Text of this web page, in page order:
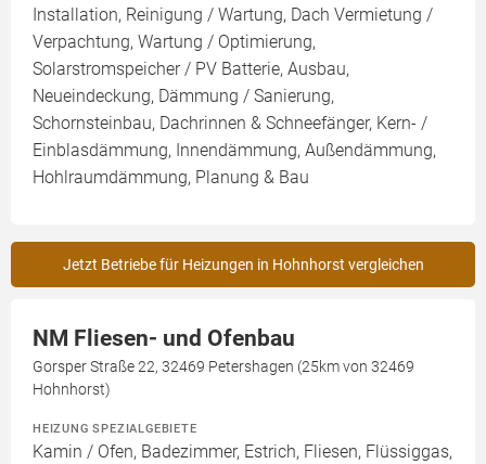
Installation, Reinigung / Wartung, Dach Vermietung /
Verpachtung, Wartung / Optimierung,
Solarstromspeicher / PV Batterie, Ausbau,
Neueindeckung, Dämmung / Sanierung,
Schornsteinbau, Dachrinnen & Schneefänger, Kern- /
Einblasdämmung, Innendämmung, Außendämmung,
Hohlraumdämmung, Planung & Bau
Jetzt Betriebe für Heizungen in Hohnhorst vergleichen
NM Fliesen- und Ofenbau
Gorsper Straße 22, 32469 Petershagen (25km von 32469
Hohnhorst)
HEIZUNG SPEZIALGEBIETE
Kamin / Ofen, Badezimmer, Estrich, Fliesen, Flüssiggas,